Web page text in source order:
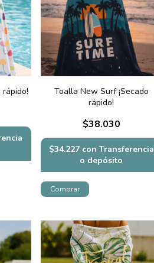
rápido!
Toalla New Surf ¡Secado
rápido!
$38.030
$34.227 con Transferencia
o depósito